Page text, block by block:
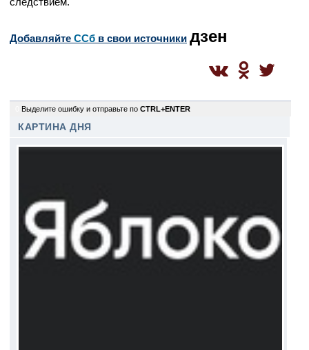
Добавляйте CСб в свои источники дзен
Выделите ошибку и отправьте по CTRL+ENTER
КАРТИНА ДНЯ